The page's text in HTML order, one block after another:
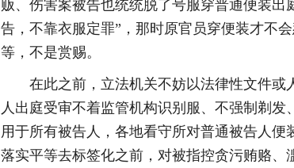
贩、伤害案被告也统统脱了号服穿普通便装出
告，不靠衣服定罪”，那时原官员穿便装才不
等，不是赏赐。
在此之前，立法机关不妨以法律性文件或
人出庭受审不着监管机构识别服、不强制剃
用于所有被告人，各地看守所对普通被告人便
落实平等去标签化之前，对被指控贪污贿赂、